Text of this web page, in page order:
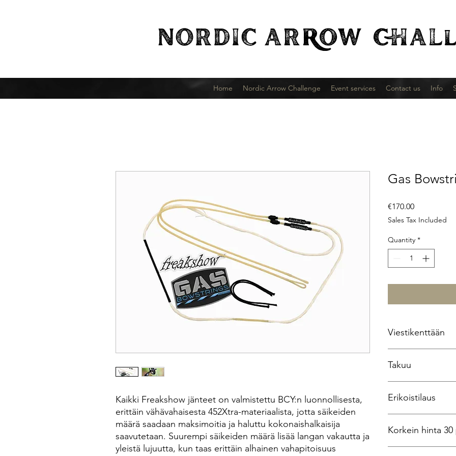
NORDIC ARROW
Home Nordic Arrow Challenge Event services Contact us Info
Kaikki Freakshow jänteet on valmistettu BCY:n luonnollisesta,
erittäin vähävahaisesta 452Xtra-materiaalista, jotta säikeiden
määrä saadaan maksimoitia ja haluttu kokonaishalkaisija
saavutetaan. Suurempi säikeiden määrä lisää langan vakautta ja
yleistä lujuutta, kun taas erittäin alhainen vahapitoisuus
Gas
€170.00Price
Sales Tax Included
Quantity *
Viestikenttään
Jos tiedossa camien
Takuu
vuoden takuun
Erikoistilaus
toimittamien tietojen
Korkein hinta 30